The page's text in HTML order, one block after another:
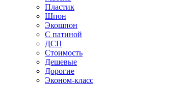
Пластик
Шпон
Экошпон
С патиной
ДСП
Стоимость
Дешевые
Дорогие
Эконом-класс